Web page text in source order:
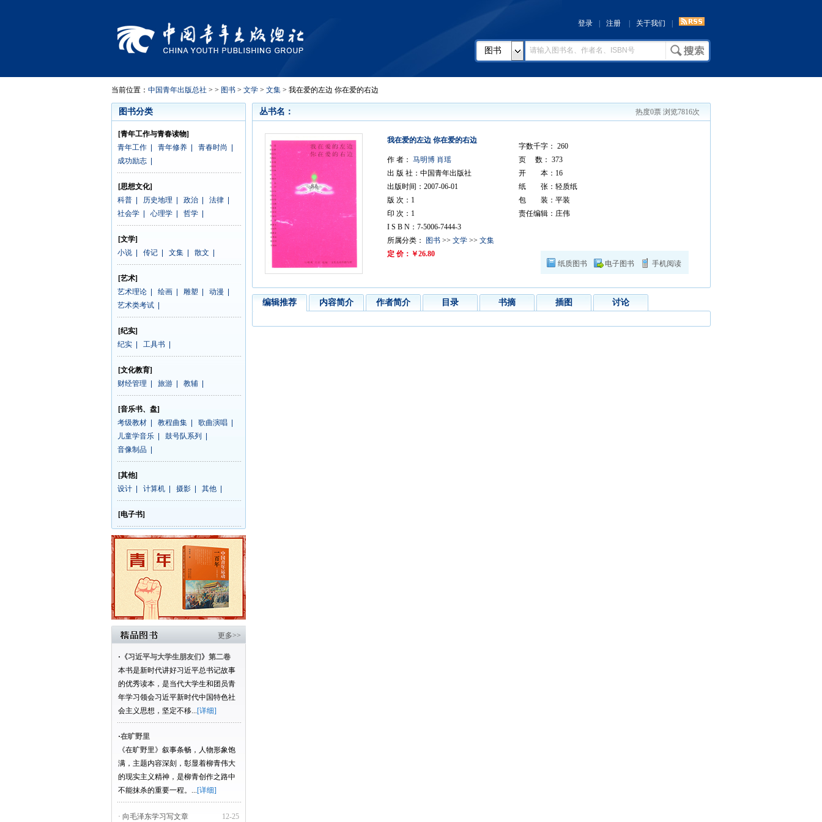
登录 注册 关于我们
图书
当前位置： 中国青年出版总社 > > 图书 > 文学 > 文集 > 我在爱的左边 你在爱的右边
图书分类
[青年工作与青春读物]
青年工作
青年修养 青春时尚
成功励志
[思想文化]
科普
历史地理 政治 法律
社会学
心理学 哲学
[文学]
小说
传记 文集 散文
[艺术]
艺术理论
绘画 雕塑 动漫
艺术类考试
[纪实]
纪实
工具书
[文化教育]
财经管理
旅游 教辅
[音乐书、盘]
考级教材
教程曲集 歌曲演唱
儿童学音乐
鼓号队系列
音像制品
[其他]
设计
计算机 摄影 其他
[电子书]
更多>>
· 《习近平与大学生朋友们》第二卷
本书是新时代讲好习近平总书记故事
的优秀读本，是当代大学生和团员青
年学习领会习近平新时代中国特色社
会主义思想，坚定不移...[详细]
·在旷野里
《在旷野里》叙事条畅，人物形象饱
满，主题内容深刻，彰显着柳青伟大
的现实主义精神，是柳青创作之路中
不能抹杀的重要一程。...[详细]
12-25
· 向毛泽东学习写文章
热度0票 浏览7816次
丛书名：
纸质图书 电子图书 手机阅读
我在爱的左边 你在爱的右边
作 者： 马明博 肖瑶
出 版 社：中国青年出版社
出版时间：2007-06-01
版 次：1
印 次：1
I S B N：7-5006-7444-3
所属分类：
图书 >> 文学 >> 文集
定 价：￥26.80
字数千字： 260
页 数： 373
开 本：16
纸 张：轻质纸
包 装：平装
责任编辑：庄伟
编辑推荐 内容简介 作者简介 目录 书摘 插图 讨论